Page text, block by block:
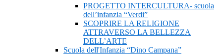
PROGETTO INTERCULTURA- scuola
dell’infanzia “Verdi”
SCOPRIRE LA RELIGIONE
ATTRAVERSO LA BELLEZZA
DELL’ARTE
Scuola dell'Infanzia “Dino Campana”